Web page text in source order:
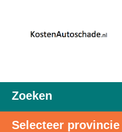
Zoeken
Selecteer provincie